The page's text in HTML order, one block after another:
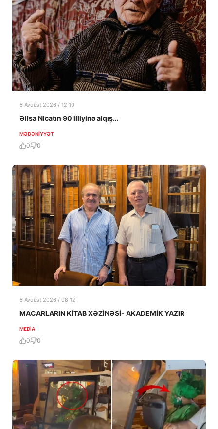
6 Avqust 2026 / 12:10
Əlisa Nicatın 90 illiyinə alqış…
MƏDƏNIYYƏT
0 0
6 Avqust 2026 / 08:12
MACARLARIN KİTAB XƏZİNƏSİ- AKADEMİK YAZIR
MEDİA
0 0